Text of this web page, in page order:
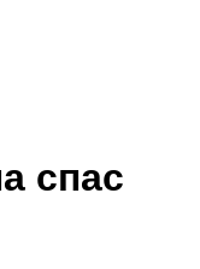
спас